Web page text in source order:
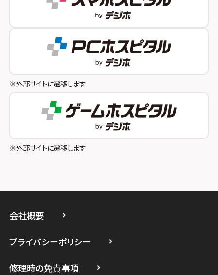
スマホスピタルオリナス錦糸町
スマホスピタル テルル成増
スマホスピタル池袋
スマホスピタル八王子
スマホスピタル町田
スマホスピタル吉祥寺
スマホスピタル立川
スマホスピタル たまプラーザ駅前
スマホスピタル 登戸・向ヶ丘遊園
スマホスピタル伊丹
スマホスピタル奈良生駒
スマホスピタル和歌山
※外部サイトに遷移します
※外部サイトに遷移します
会社概要
プライバシーポリシー
修理時の免責事項